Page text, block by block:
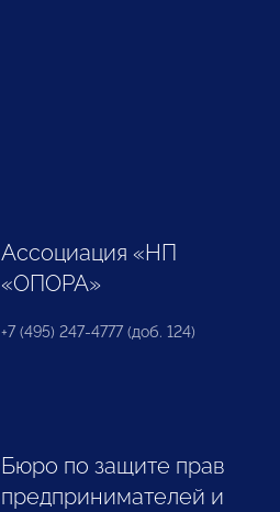
Ассоциация «НП
«ОПОРА»
+7 (495) 247-4777 (доб. 124)
Бюро по защите прав
предпринимателей и